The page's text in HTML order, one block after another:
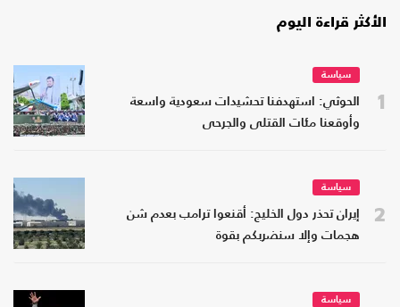
الأكثر قراءة اليوم
1
سياسة
الحوثي: استهدفنا تحشيدات سعودية واسعة
وأوقعنا مئات القتلى والجرحى
2
سياسة
إيران تحذر دول الخليج: أقنعوا ترامب بعدم شن
هجمات وإلا سنضربكم بقوة
سياسة